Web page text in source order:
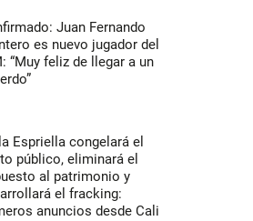
Juan Fernando
es nuevo jugador del
“Muy feliz de llegar a un
Espriella congelará el
público, eliminará el
al patrimonio y
el fracking:
anuncios desde Cali